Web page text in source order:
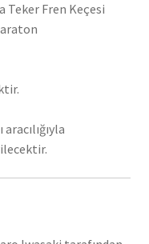
Teker Fren Keçesi